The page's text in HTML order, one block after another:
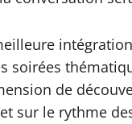
soirées
de
sur le rythme